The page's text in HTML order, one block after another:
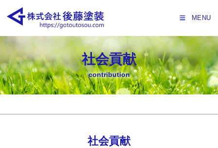
MENU
社会貢献
contribution
社会貢献